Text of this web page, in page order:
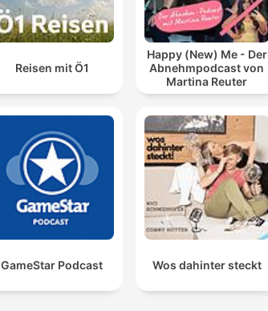
Reisen mit Ö1
Happy (New) Me - Der
Abnehmpodcast von
Martina Reuter
GameStar Podcast Wos dahinter steckt